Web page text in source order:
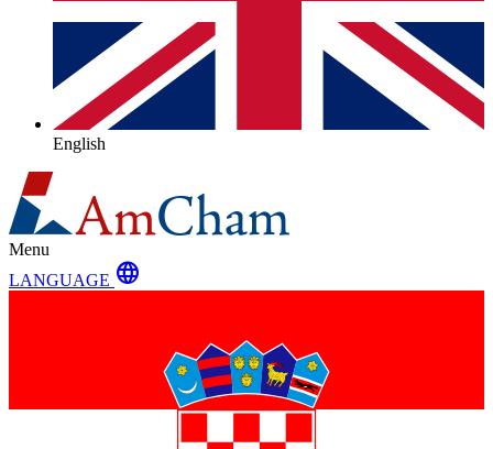
English
Menu
LANGUAGE language